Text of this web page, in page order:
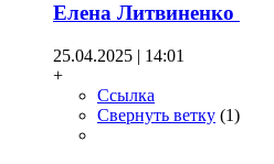
Елена Литвиненко
25.04.2025 | 14:01
+
Ссылка
Свернуть ветку (1)